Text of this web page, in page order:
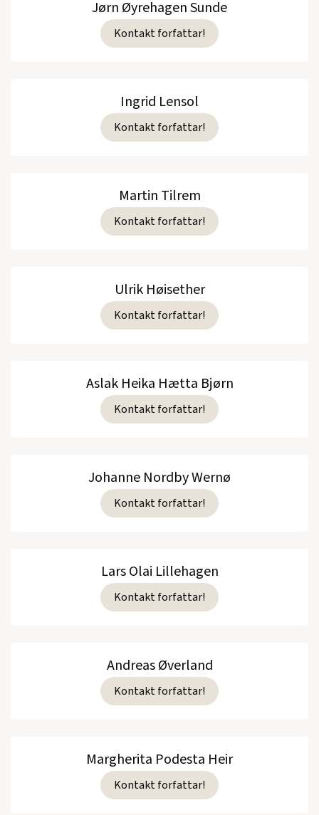
Jørn Øyrehagen Sunde
Kontakt forfattar!
Ingrid Lensol
Kontakt forfattar!
Martin Tilrem
Kontakt forfattar!
Ulrik Høisether
Kontakt forfattar!
Aslak Heika Hætta Bjørn
Kontakt forfattar!
Johanne Nordby Wernø
Kontakt forfattar!
Lars Olai Lillehagen
Kontakt forfattar!
Andreas Øverland
Kontakt forfattar!
Margherita Podesta Heir
Kontakt forfattar!